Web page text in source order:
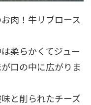
肉！牛リブロース
柔らかくてジュー
口の中に広がりま
と削られたチーズ